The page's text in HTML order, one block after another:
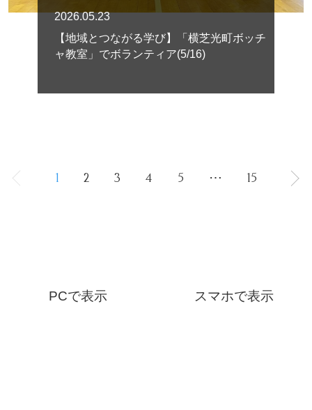
2026.05.23
【地域とつながる学び】「横芝光町ボッチ
ャ教室」でボランティア(5/16)
1 2 3 4 5 ⋯ 15
PCで表示 スマホで表示